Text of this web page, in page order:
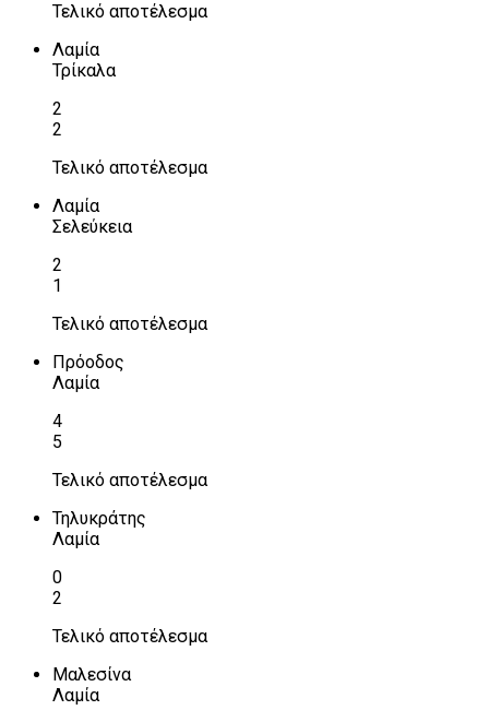
Τελικό αποτέλεσμα
Λαμία
Τρίκαλα
2
2
Τελικό αποτέλεσμα
Λαμία
Σελεύκεια
2
1
Τελικό αποτέλεσμα
Πρόοδος
Λαμία
4
5
Τελικό αποτέλεσμα
Τηλυκράτης
Λαμία
0
2
Τελικό αποτέλεσμα
Μαλεσίνα
Λαμία